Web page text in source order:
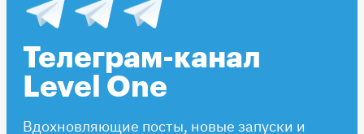
Телеграм-канал
Level One
Вдохновляющие посты, новые запуски и